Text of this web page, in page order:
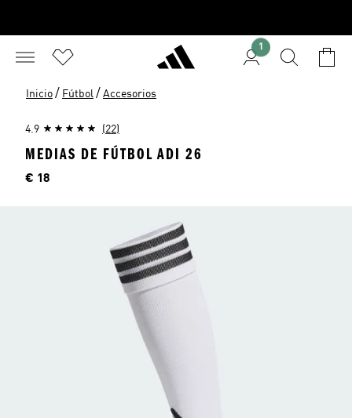
1
Inicio / Fútbol / Accesorios
4.9 (22)
MEDIAS DE FÚTBOL ADI 26
Precio
€ 18